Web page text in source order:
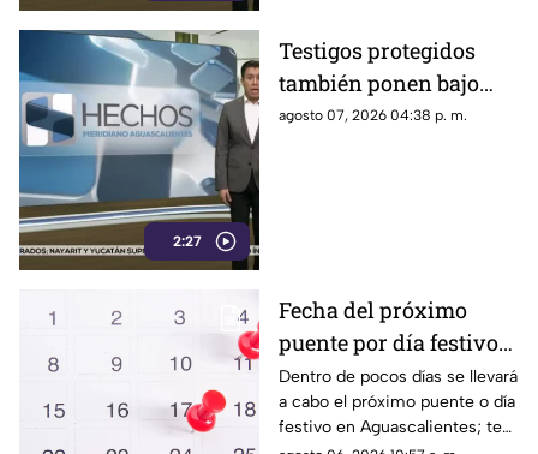
2:27
Testigos protegidos
también ponen bajo
presión a políticos en
agosto 07, 2026 04:38 p. m.
Fecha del próximo
puente por día festivo
2026 para trabajadores
y estudiantes en
Aguascalientes
Dentro de pocos días se llevará
a cabo el próximo puente o día
festivo en Aguascalientes; te